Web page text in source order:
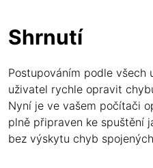
Shrnutí
Postupováním podle všech
uživatel rychle opravit
Nyní je ve vašem počítači
plně připraven ke spuštění
bez výskytu chyb